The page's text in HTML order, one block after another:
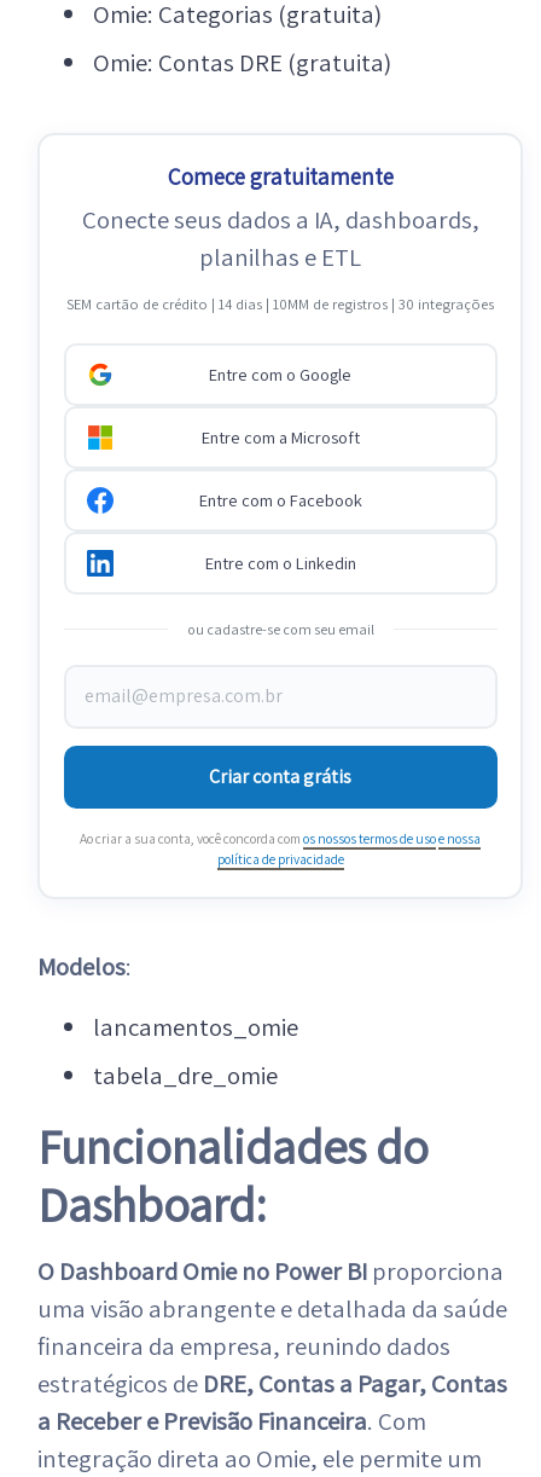
Omie: Categorias (gratuita)
Omie: Contas DRE (gratuita)
Comece gratuitamente
Conecte seus dados a IA, dashboards,
planilhas e ETL
SEM cartão de crédito | 14 dias | 10MM de registros | 30 integrações
Entre com o Google
Entre com a Microsoft
Entre com o Facebook
Entre com o Linkedin
ou cadastre-se com seu email
Criar conta grátis
Ao criar a sua conta, você concorda com os nossos termos de usoe nossa
política de privacidade
Modelos:
lancamentos_omie
tabela_dre_omie
Funcionalidades do
Dashboard:
O Dashboard Omie no Power BI proporciona
uma visão abrangente e detalhada da saúde
financeira da empresa, reunindo dados
estratégicos de DRE, Contas a Pagar, Contas
a Receber e Previsão Financeira. Com
integração direta ao Omie, ele permite um